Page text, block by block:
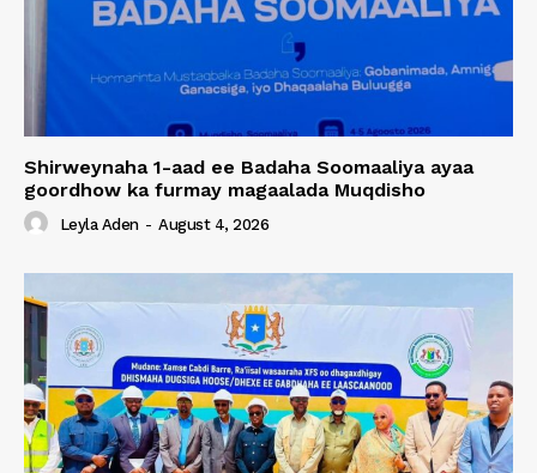
Shirweynaha 1-aad ee Badaha Soomaaliya ayaa
goordhow ka furmay magaalada Muqdisho
Leyla Aden - August 4, 2026